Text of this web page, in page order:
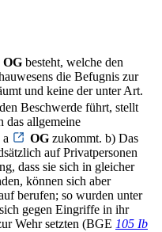
OG besteht, welche den
die Befugnis zur
und keine der unter Art.
Beschwerde führt, stellt
das allgemeine
OG zukommt. b) Das
auf Privatpersonen
dass sie sich in gleicher
können sich aber
berufen; so wurden unter
gegen Eingriffe in ihr
Wehr setzten (BGE 105 Ib